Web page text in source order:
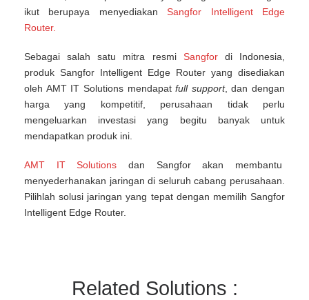
ikut berupaya menyediakanSangfor Intelligent Edge
Router.
Sebagai salah satu mitra resmi Sangfordi Indonesia,
produk Sangfor Intelligent Edge Router yang disediakan
oleh AMT IT Solutions mendapatfull support, dan dengan
harga yang kompetitif, perusahaan tidak perlu
mengeluarkan investasi yang begitu banyak untuk
mendapatkan produk ini.
AMT IT Solutions dan Sangfor akan membantu
menyederhanakan jaringan di seluruh cabang perusahaan.
Pilihlah solusi jaringan yang tepat dengan memilih Sangfor
Intelligent Edge Router.
Related Solutions :